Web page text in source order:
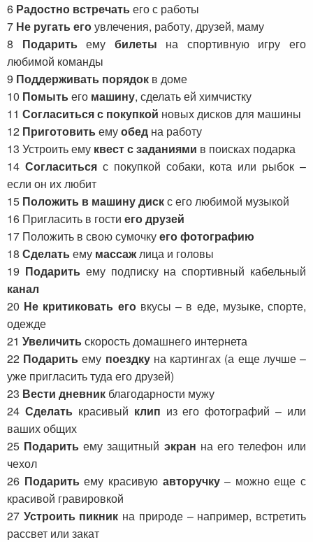
6 Радостно встречатьего с работы
7 Не ругать егоувлечения, работу, друзей, маму
8 Подаритьему билеты на спортивную игру его
любимой команды
9 Поддерживать порядок в доме
10 Помытьего машину, сделать ей химчистку
11 Согласиться с покупкой новых дисков для машины
12 Приготовитьемуобед на работу
13 Устроить ему квест с заданиями в поисках подарка
14 Согласитьсяс покупкой собаки, кота или рыбок –
если он их любит
15 Положить в машину дискс его любимой музыкой
16 Пригласить в гости его друзей
17 Положить в свою сумочкуего фотографию
18 Сделатьему массажлица и головы
19 Подаритьему подписку на спортивный кабельный
канал
20 Не критиковать еговкусы – в еде, музыке, спорте,
одежде
21 Увеличитьскорость домашнего интернета
22 Подарить ему поездкуна картингах (а еще лучше –
уже пригласить туда его друзей)
23 Вести дневник благодарности мужу
24 Сделатькрасивый клип из его фотографий – или
ваших общих
25 Подарить ему защитный экран на его телефон или
чехол
26 Подаритьему красивую авторучку– можно еще с
красивой гравировкой
27 Устроить пикник на природе – например, встретить
рассвет или закат